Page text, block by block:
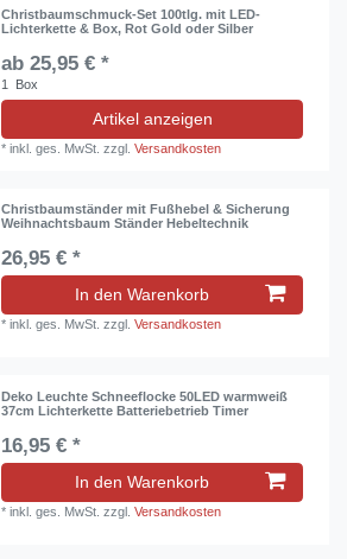
Christbaumschmuck-Set 100tlg. mit LED-
Lichterkette & Box, Rot Gold oder Silber
ab 25,95 € *
1 Box
Artikel anzeigen
*inkl. ges. MwSt. zzgl.Versandkosten
Christbaumständer mit Fußhebel & Sicherung
Weihnachtsbaum Ständer Hebeltechnik
26,95 € *
In den Warenkorb
*inkl. ges. MwSt. zzgl.Versandkosten
Deko Leuchte Schneeflocke 50LED warmweiß
37cm Lichterkette Batteriebetrieb Timer
16,95 € *
In den Warenkorb
*inkl. ges. MwSt. zzgl.Versandkosten